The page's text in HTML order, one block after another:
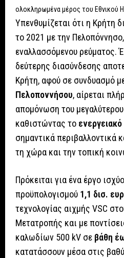
ολοκληρωμένα μέρος του Εθνικού
Υπενθυμίζεται ότι η Κρήτη
το 2021 με την
εναλλασσόμενου ρεύματος.
δεύτερης διασύνδεσης
Κρήτη, αφού σε συνδυασμό
Πελοποννήσου, αίρεται
απομόνωση του μεγαλύτερου
καθιστώντας το
σημαντικά περιβαλλοντικά
τη χώρα και την τοπική
Πρόκειται για ένα έργο
προϋπολογισμού 1,1 δισ.
τεχνολογίας αιχμής VSC
Μετατροπής και με
καλωδίων 500 kV σε βάθη
κατατάσσουν μέσα στις